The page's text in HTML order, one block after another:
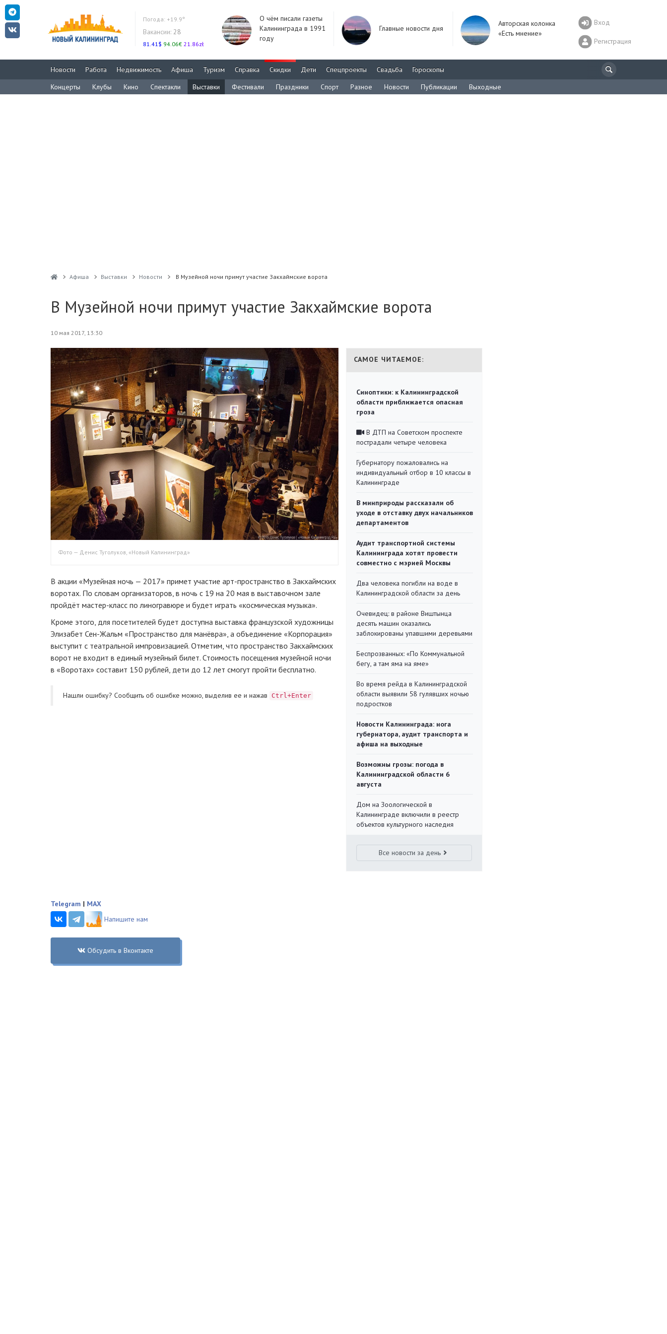
Погода: +19.9°
Вакансии: 28
81.41$ 94.06€ 21.86zł
О чём писали газеты
Калининграда в 1991
году
Главные новости дня
Авторская колонка
«Есть мнение»
Вход
Регистрация
Новости Работа Недвижимость Афиша Туризм Справка Скидки Дети Спецпроекты Свадьба
Гороскопы
Концерты
Клубы Кино Спектакли Выставки Фестивали Праздники Спорт Разное Новости Публикации Выходные
Афиша Выставки Новости В Музейной ночи примут участие Закхаймские ворота
В Музейной ночи примут участие Закхаймские ворота
10 мая 2017, 13:30
Фото — Денис Туголуков, «Новый Калининград»
В акции «Музейная ночь — 2017» примет участие арт-пространство в Закхаймских
воротах. По словам организаторов, в ночь с 19 на 20 мая в выставочном зале
пройдёт мастер-класс по линогравюре и будет играть «космическая музыка».
Кроме этого, для посетителей будет доступна выставка французской художницы
Элизабет Сен-Жальм «Пространство для манёвра», а объединение «Корпорация»
выступит с театральной импровизацией. Отметим, что пространство Закхаймских
ворот не входит в единый музейный билет. Стоимость посещения музейной ночи
в «Воротах» составит 150 рублей, дети до 12 лет смогут пройти бесплатно.
Нашли ошибку? Cообщить об ошибке можно, выделив ее и нажав Ctrl+Enter
САМОЕ ЧИТАЕМОЕ:
Синоптики: к Калининградской
области приближается опасная
гроза
В ДТП на Советском проспекте
пострадали четыре человека
Губернатору пожаловались на
индивидуальный отбор в 10 классы в
Калининграде
В минприроды рассказали об
уходе в отставку двух начальников
департаментов
Аудит транспортной системы
Калининграда хотят провести
совместно с мэрией Москвы
Два человека погибли на воде в
Калининградской области за день
Очевидец: в районе Виштынца
десять машин оказались
заблокированы упавшими деревьями
Беспрозванных: «По Коммунальной
бегу, а там яма на яме»
Во время рейда в Калининградской
области выявили 58 гулявших ночью
подростков
Новости Калининграда: нога
губернатора, аудит транспорта и
афиша на выходные
Возможны грозы: погода в
Калининградской области 6
августа
Дом на Зоологической в
Калининграде включили в реестр
объектов культурного наследия
Все новости за день
Telegram | MAX
Напишите нам
Обсудить в Вконтакте